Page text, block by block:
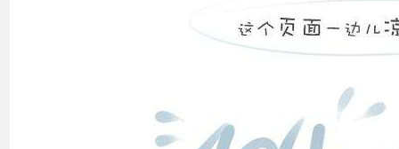
高压
配电